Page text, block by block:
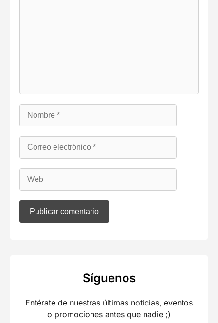
Síguenos
Entérate de nuestras últimas noticias, eventos
o promociones antes que nadie ;)